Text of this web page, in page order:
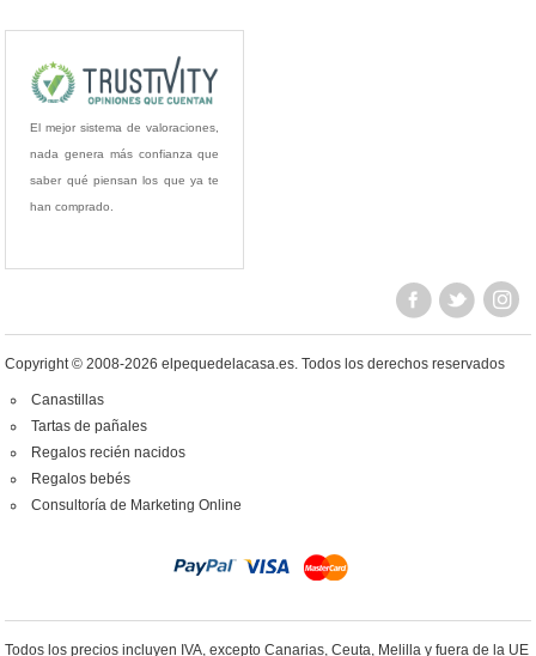
El mejor sistema de valoraciones,
nada genera más confianza que
saber qué piensan los que ya te
han comprado.
Copyright © 2008-2026 elpequedelacasa.es.Todos los derechos reservados
Canastillas
Tartas de pañales
Regalos recién nacidos
Regalos bebés
Consultoría de Marketing Online
Todos los precios incluyen IVA, excepto Canarias, Ceuta, Melilla y fuera de la UE